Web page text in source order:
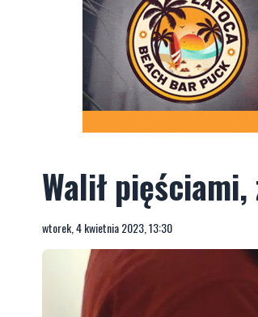
Walił
wtorek, 4 kwietnia 2023, 13:30